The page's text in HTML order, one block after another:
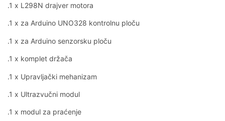
.1 x L298N drajver motora
.1 x za Arduino UNO328 kontrolnu ploču
.1 x za Arduino senzorsku ploču
.1 x komplet držača
.1 x Upravljački mehanizam
.1 x Ultrazvučni modul
.1 x modul za praćenje